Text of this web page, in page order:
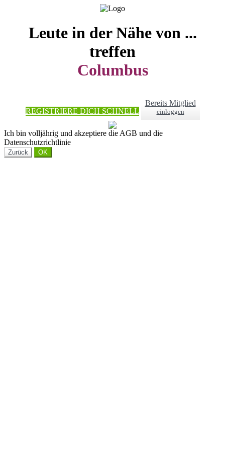
Leute in der Nähe von ...
treffen
Columbus
REGISTRIERE DICH SCHNELL
Bereits Mitglied
einloggen
Ich bin volljährig und akzeptiere die AGB und die
Datenschutzrichtlinie
Zurück OK